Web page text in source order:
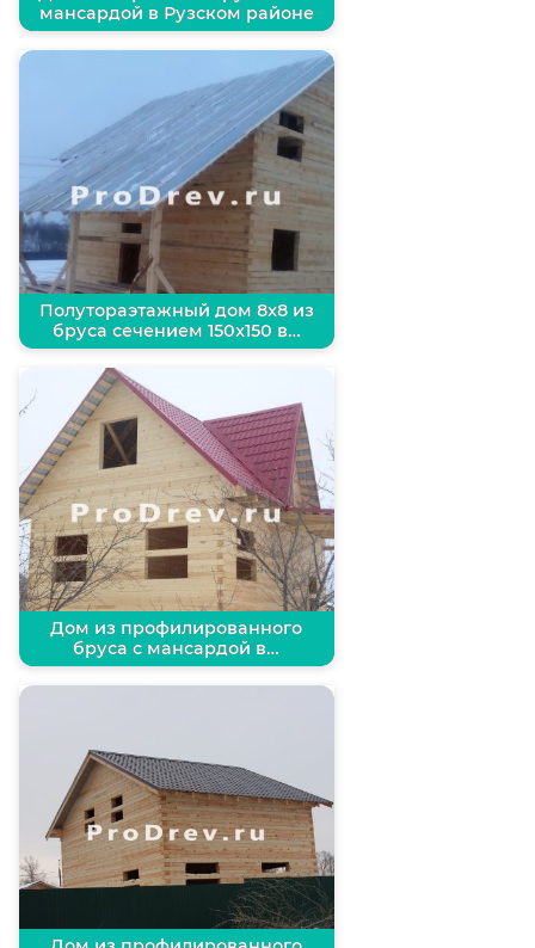
мансардой в Рузском районе
Полутораэтажный дом 8х8 из
бруса сечением 150х150 в…
Дом из профилированного
бруса с мансардой в…